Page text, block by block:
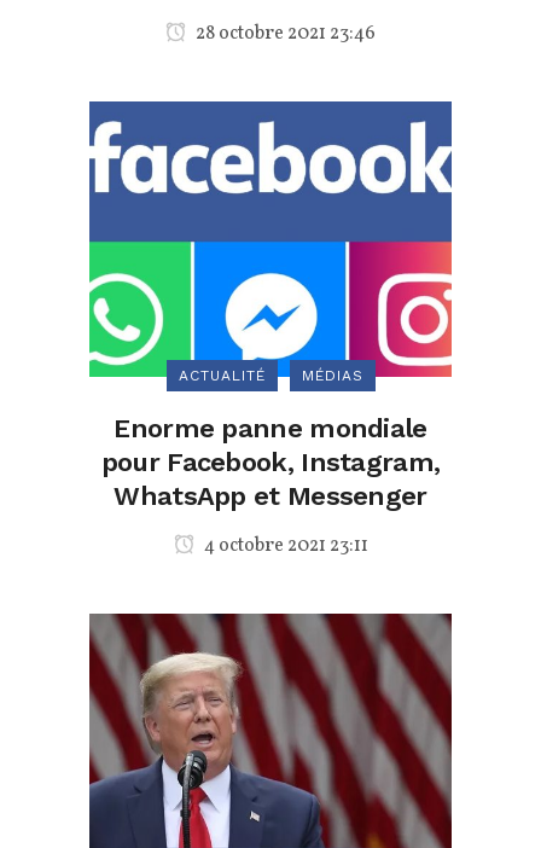
28 octobre 2021 23:46
ACTUALITÉ MÉDIAS
Enorme panne mondiale
pour Facebook, Instagram,
WhatsApp et Messenger
4 octobre 2021 23:11